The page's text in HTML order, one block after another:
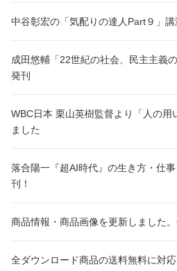
中谷彰宏の「気配りの達人Part９」
成田悠輔「22世紀の社会、民主主義
発刊
WBC日本 栗山英樹監督より「人の用
ました
落合陽一『超AI時代』の生き方・仕
刊！
商品情報・商品画像を更新しました
全ダウンロード商品の送料無料に対応